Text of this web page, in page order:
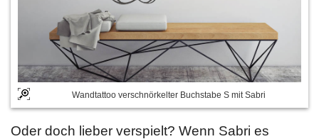
Wandtattoo verschnörkelter Buchstabe S mit Sabri
Oder doch lieber verspielt? Wenn Sabri es